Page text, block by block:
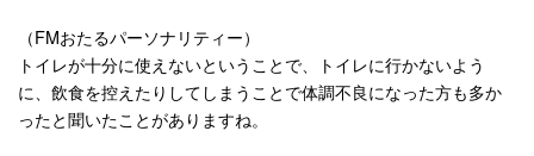
（FMおたるパーソナリティー）
トイレが十分に使えないということで、トイレに行かないよう
に、飲食を控えたりしてしまうことで体調不良になった方も多か
ったと聞いたことがありますね。